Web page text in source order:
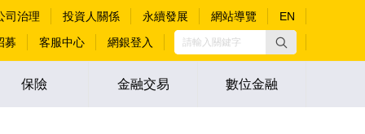
司治理 投資人關係 永續發展 網站導覽
EN
募 客服中心 網銀登入
保險 金融交易 數位金融